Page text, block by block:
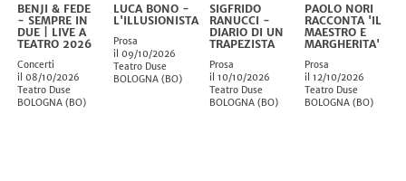
BENJI & FEDE
- SEMPRE IN
DUE | LIVE A
TEATRO 2026
Concerti
il 08/10/2026
Teatro Duse
BOLOGNA (BO)
LUCA BONO -
L'ILLUSIONISTA
Prosa
il 09/10/2026
Teatro Duse
BOLOGNA(BO)
SIGFRIDO
RANUCCI -
DIARIO DI UN
TRAPEZISTA
Prosa
il 10/10/2026
Teatro Duse
BOLOGNA(BO)
PAOLO NORI
RACCONTA 'IL
MAESTRO E
MARGHERITA'
Prosa
il 12/10/2026
Teatro Duse
BOLOGNA (BO)